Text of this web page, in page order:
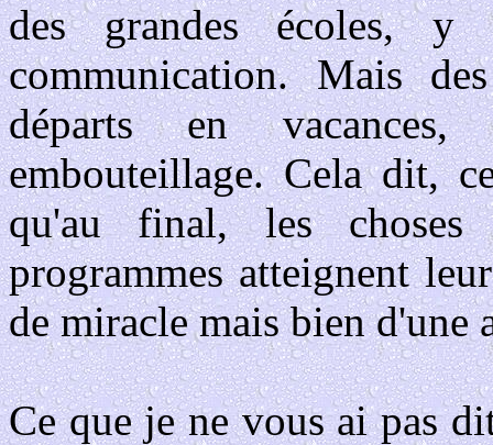
des grandes écoles,
communication. Mais
départs en
embouteillage. Cela dit,
qu'au final, les
programmes atteignent
de miracle mais bien d'une
Ce que je ne vous ai pas